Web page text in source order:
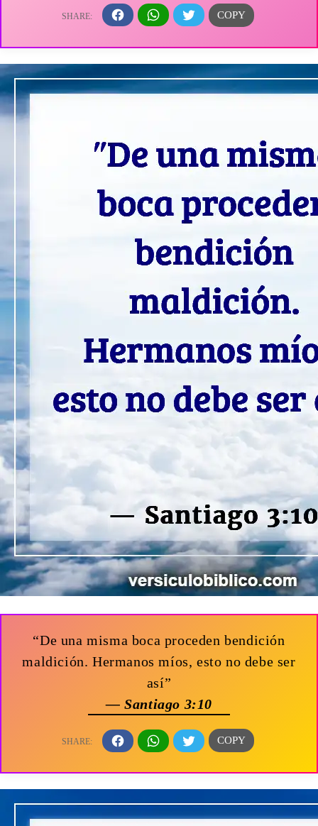
“De una misma boca proceden bendición
maldición. Hermanos míos, esto no debe ser
así”
— Santiago 3:10